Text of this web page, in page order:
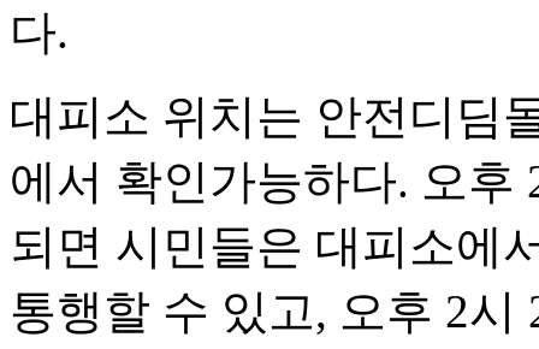
다.
대피소 위치는 안전디딤
에서 확인가능하다. 오후
되면 시민들은 대피소에
통행할 수 있고, 오후 2시